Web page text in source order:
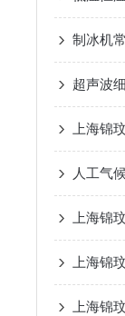
制冰机
超声波
上海锦
上海锦